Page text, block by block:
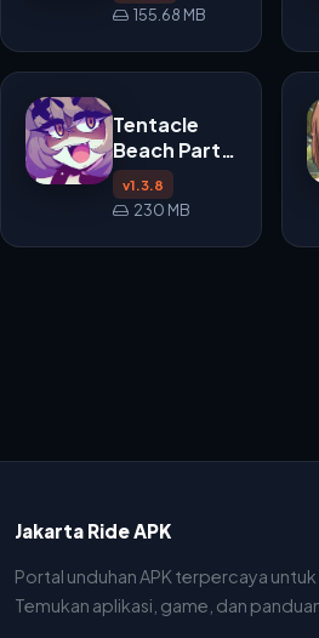
155.68 MB
Tentacle
Beach Party
APK
v1.3.8
230 MB
Jakarta Ride APK
Portal unduhan APK terpercaya
Temukan aplikasi, game, dan